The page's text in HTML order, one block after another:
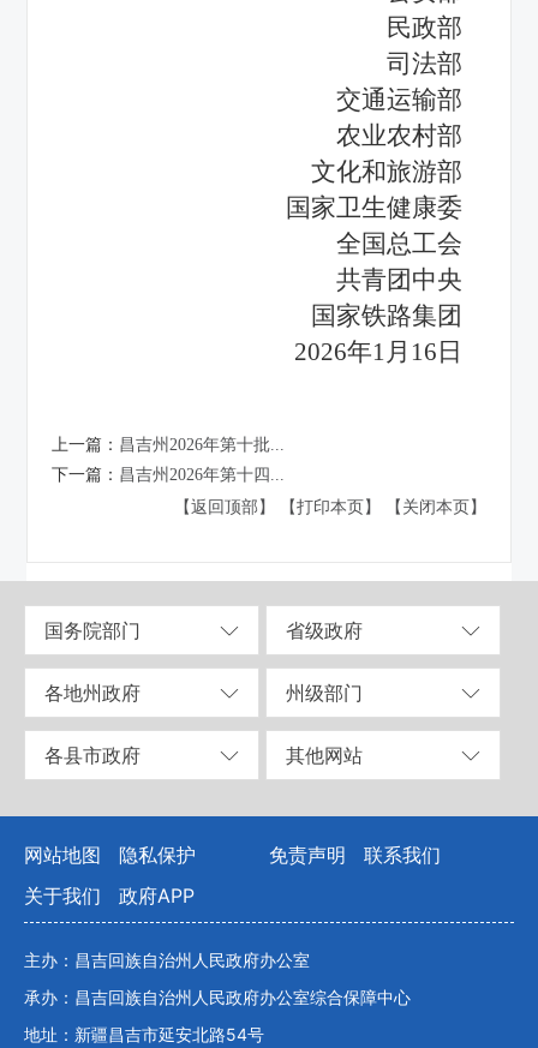
民政部
司法部
交通运输部
农业农村部
文化和旅游部
国家卫生健康委
全国总工会
共青团中央
国家铁路集团
2026年1月16日
上一篇： 昌吉州2026年第十批...
下一篇： 昌吉州2026年第十四...
【返回顶部】
【打印本页】 【关闭本页】
国务院部门 省级政府
各地州政府 州级部门
各县市政府 其他网站
网站地图 隐私保护 免责声明
联系我们
关于我们
政府APP
主办：昌吉回族自治州人民政府办公室
承办：昌吉回族自治州人民政府办公室综合保障中心
地址：新疆昌吉市延安北路54号